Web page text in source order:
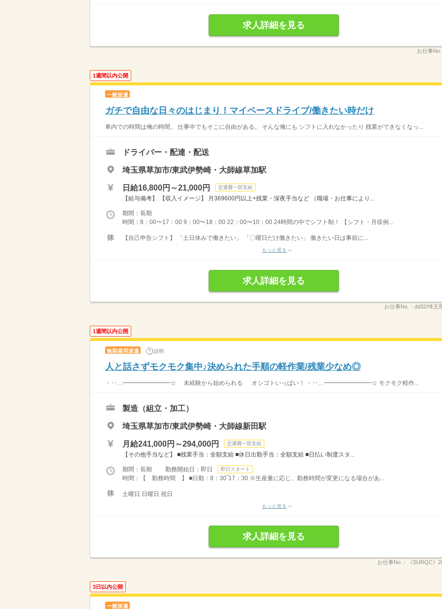
求人詳細を見る
お仕事No.
1週間以内公開
一般派遣
ガチで自由な日々のはじまり！マイペースドライブ/働きたい時だけ
車内での時間は俺の時間。 仕事中でもそこに自由がある。 そんな俺にも シフトに入れなかったり 残業ができなくなっ...
ドライバー・配達・配送
埼玉県草加市/東武伊勢崎・大師線草加駅
日給16,800円～21,000円 交通費一部支給
【給与備考】 【収入イメージ】 月369600円以上+残業・深夜手当など （職場・お仕事により...
期間：長期
時間：8：00〜17：00 9：00〜18：00 22：00〜10：00 24時間の中でシフト制！ 【シフト・月収例...
【自己申告シフト】 「土日休みで働きたい」 「〇曜日だけ働きたい」 働きたい日は事前に...
もっと見る
求人詳細を見る
お仕事No.： dd32/埼玉
1週間以内公開
無期雇用派遣 説明
人と話さずモクモク集中♪決められた手順の軽作業/残業少なめ◎
・‥…━━━━━━━━☆ 未経験から始められる オシゴトいっぱい！ ・‥…━━━━━━━━☆ モクモク軽作...
製造（組立・加工）
埼玉県草加市/東武伊勢崎・大師線新田駅
月給241,000円～294,000円 交通費一部支給
【その他手当など】 ■残業手当：全額支給 ■休日出勤手当：全額支給 ■日払い制度スタ...
期間：長期 勤務開始日：即日 即日スタート
時間：【 勤務時間 】 ■日勤：8：30‾17：30 ※生産量に応じ、勤務時間が変更になる場合があ...
土曜日 日曜日 祝日
もっと見る
求人詳細を見る
お仕事No.： 《SURQC》
3日以内公開
一般派遣